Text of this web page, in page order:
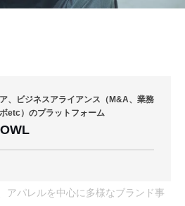
、ビジネスアライアンス（M&A、業務
etc）のプラットフォーム
アパレルを中心に多様なブランド事